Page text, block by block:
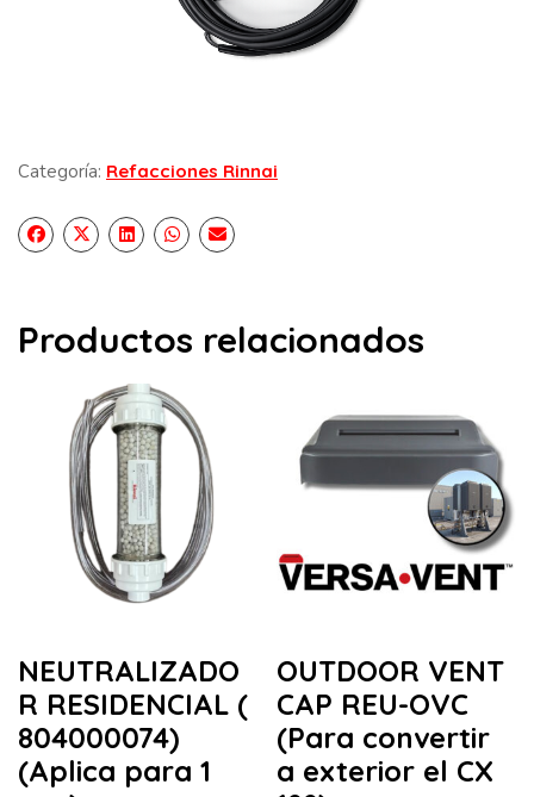
Categoría: Refacciones Rinnai
Productos relacionados
NEUTRALIZADO
R RESIDENCIAL (
804000074)
(Aplica para 1
OUTDOOR VENT
CAP REU-OVC
(Para convertir
a exterior el CX